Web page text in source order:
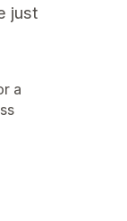
just
a